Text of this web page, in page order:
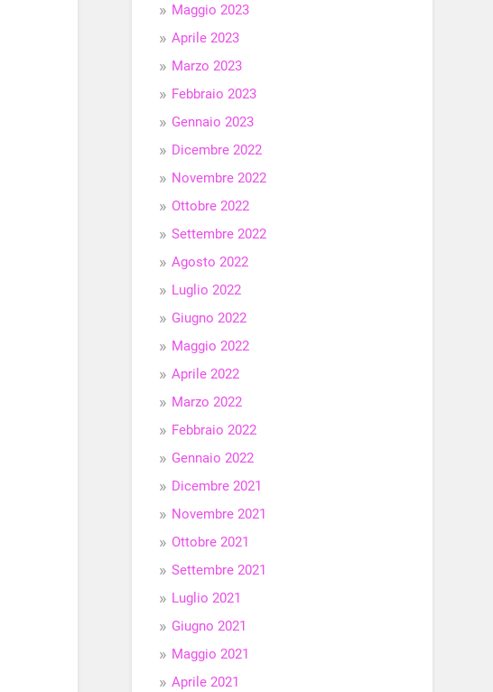
Maggio 2023
Aprile 2023
Marzo 2023
Febbraio 2023
Gennaio 2023
Dicembre 2022
Novembre 2022
Ottobre 2022
Settembre 2022
Agosto 2022
Luglio 2022
Giugno 2022
Maggio 2022
Aprile 2022
Marzo 2022
Febbraio 2022
Gennaio 2022
Dicembre 2021
Novembre 2021
Ottobre 2021
Settembre 2021
Luglio 2021
Giugno 2021
Maggio 2021
Aprile 2021